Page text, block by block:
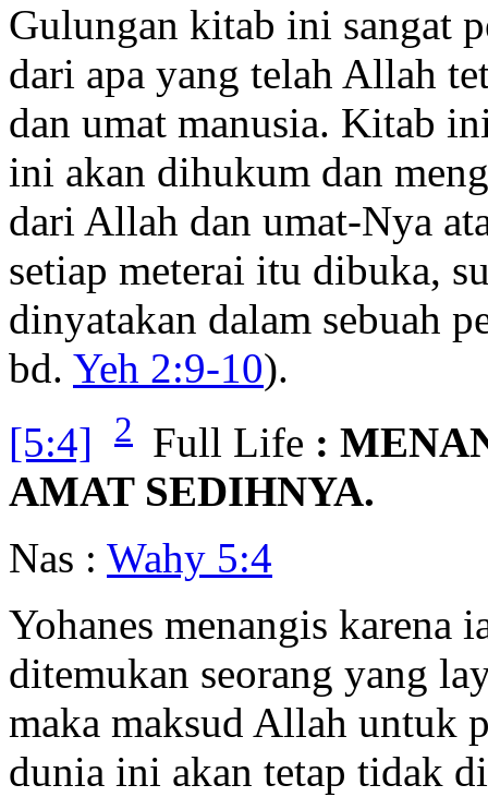
Gulungan kitab ini sangat
dari apa yang telah Allah
dan umat manusia. Kitab
ini akan dihukum dan
dari Allah dan umat-Nya
setiap meterai itu dibuka,
dinyatakan dalam sebuah
bd. Yeh 2:9-10).
[5:4]
2 Full Life :
AMAT SEDIHNYA.
Nas : Wahy 5:4
Yohanes menangis karena
ditemukan seorang yang
maka maksud Allah untuk
dunia ini akan tetap tidak